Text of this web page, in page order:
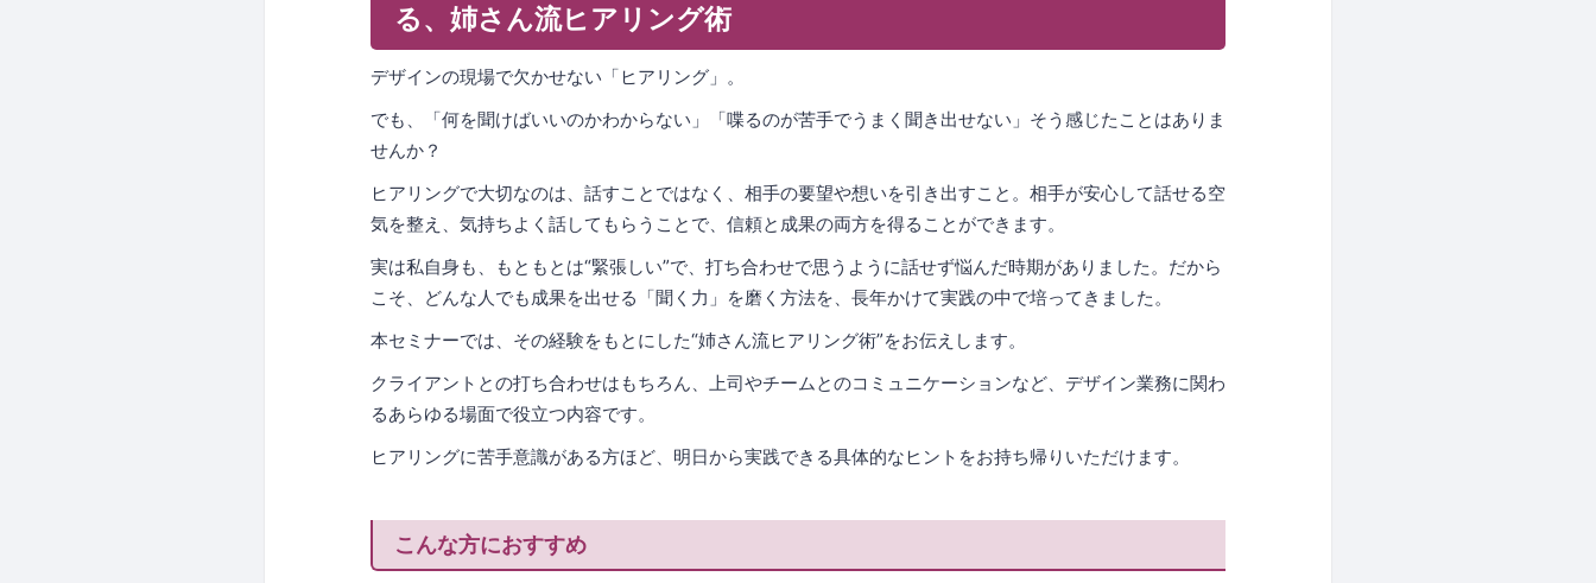
る、姉さん流ヒアリング術
デザインの現場で欠かせない「ヒアリング」。
でも、「何を聞けばいいのかわからない」「喋るのが苦手でうまく聞き出せない」そう感じたことはありま
せんか？
ヒアリングで大切なのは、話すことではなく、相手の要望や想いを引き出すこと。相手が安心して話せる空
気を整え、気持ちよく話してもらうことで、信頼と成果の両方を得ることができます。
実は私自身も、もともとは“緊張しい”で、打ち合わせで思うように話せず悩んだ時期がありました。だから
こそ、どんな人でも成果を出せる「聞く力」を磨く方法を、長年かけて実践の中で培ってきました。
本セミナーでは、その経験をもとにした“姉さん流ヒアリング術”をお伝えします。
クライアントとの打ち合わせはもちろん、上司やチームとのコミュニケーションなど、デザイン業務に関わ
るあらゆる場面で役立つ内容です。
ヒアリングに苦手意識がある方ほど、明日から実践できる具体的なヒントをお持ち帰りいただけます。
こんな方におすすめ